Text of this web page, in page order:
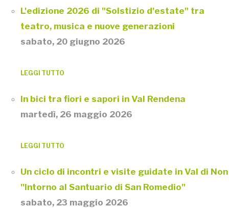
L'edizione 2026 di "Solstizio d'estate" tra
teatro, musica e nuove generazioni
sabato, 20 giugno 2026
LEGGI TUTTO
In bici tra fiori e sapori in Val Rendena
martedì, 26 maggio 2026
LEGGI TUTTO
Un ciclo di incontri e visite guidate in Val di Non
"Intorno al Santuario di San Romedio"
sabato, 23 maggio 2026